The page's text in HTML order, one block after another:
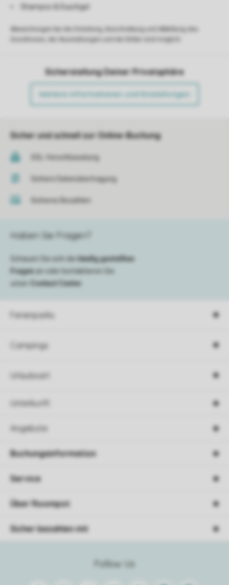
Shampoo & Duschgel
Sicherstellung Deiner Privatsphäre
Weitere Informationen und Einstellungen
Sicher und schnell zur Online-Buchung
SSL-Verschlüsselung
Sichere Datenübertragung
Sicheres Bezahlen
Ferienparks
Campings
Urlaubsart
Unterkunft
Angebote
Haben Sie Fragen?
Schauen Sie sich die
häufig gestellten
Fragen an oder kontaktieren Sie
unser
Contact Center
Follow Us
Buchungsinformation
Service
Über Roompot
Sicher bezahlen mit